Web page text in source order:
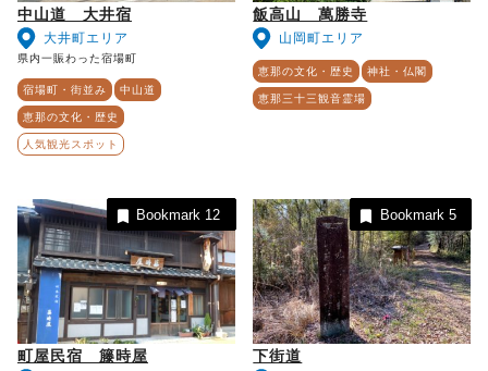
中山道 大井宿
大井町エリア
県内一賑わった宿場町
宿場町・街並み 中山道
恵那の文化・歴史
人気観光スポット
飯高山 萬勝寺
山岡町エリア
恵那の文化・歴史 神社・仏閣
恵那三十三観音霊場
町屋民宿 籐時屋
Bookmark 12
下街道
Bookmark 5